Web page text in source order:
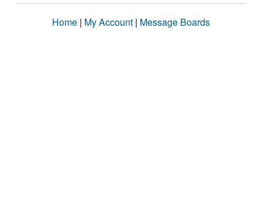
Home | My Account | Message Boards